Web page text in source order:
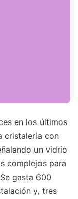
en los últimos
cristalería con
un vidrio
complejos para
gasta 600
y, tres